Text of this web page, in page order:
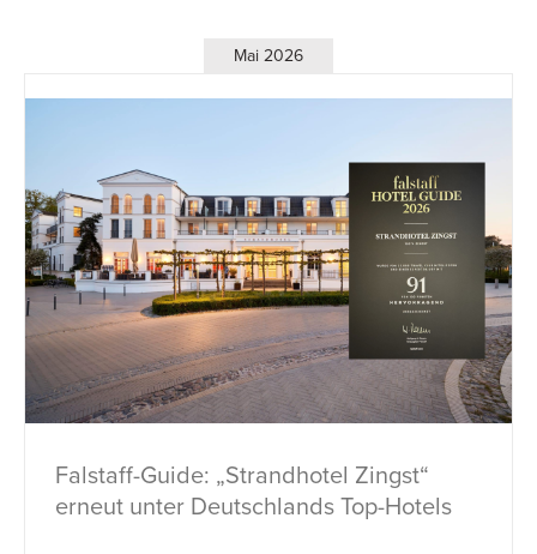
Mai 2026
Falstaff-Guide: „Strandhotel Zingst“
erneut unter Deutschlands Top-Hotels